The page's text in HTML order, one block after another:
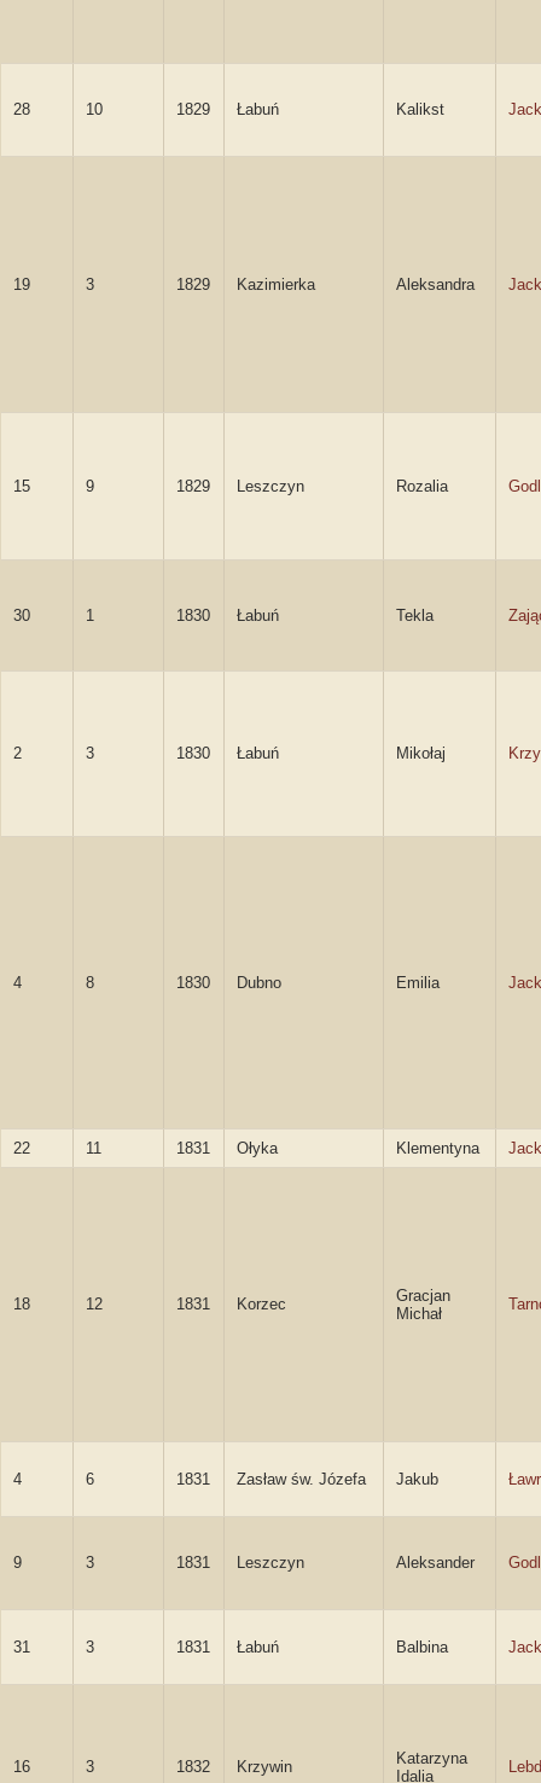
28 10 1829 Łabuń Kalikst
19 3 1829 Kazimierka Aleksandra
15 9 1829 Leszczyn Rozalia
30 1 1830 Łabuń Tekla
2 3 1830 Łabuń Mikołaj
4 8 1830 Dubno Emilia
22 11 1831 Ołyka Klementyna
18 12 1831 Korzec
Gracjan
Michał
4 6 1831 Zasław św. Józefa Jakub
9 3 1831 Leszczyn Aleksander
31 3 1831 Łabuń Balbina
16 3 1832 Krzywin
Katarzyna
Idalia